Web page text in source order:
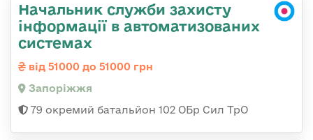
Начальник служби захисту
інформації в автоматизованих
системах
від 51000 до 51000 грн
Запоріжжя
79 окремий батальйон 102 ОБр Сил ТрО